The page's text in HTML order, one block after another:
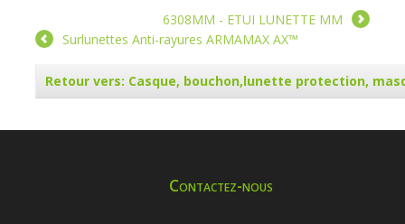
6308MM - ETUI LUNETTE MM
Surlunettes Anti-rayures ARMAMAX AX™
Retour vers: Casque, bouchon,lunette protection,
Contactez-nous